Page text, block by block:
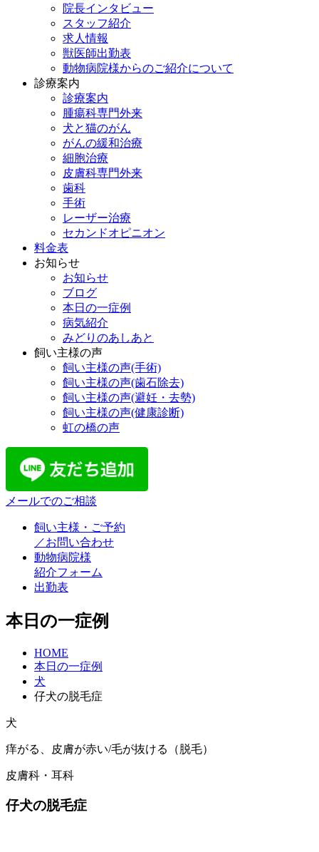
院長インタビュー
スタッフ紹介
求人情報
獣医師出勤表
動物病院様からのご紹介について
診療案内
診療案内
腫瘍科専門外来
犬と猫のがん
がんの緩和治療
細胞治療
皮膚科専門外来
歯科
手術
レーザー治療
セカンドオピニオン
料金表
お知らせ
お知らせ
ブログ
本日の一症例
病気紹介
みどりのあしあと
飼い主様の声
飼い主様の声(手術)
飼い主様の声(歯石除去)
飼い主様の声(避妊・去勢)
飼い主様の声(健康診断)
虹の橋の声
メールでのご相談
飼い主様・ご予約
／お問い合わせ
動物病院様
紹介フォーム
出勤表
本日の一症例
HOME
本日の一症例
犬
仔犬の脱毛症
犬
痒がる、皮膚が赤い/毛が抜ける（脱毛）
皮膚科・耳科
仔犬の脱毛症